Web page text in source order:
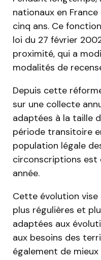
nationaux en
cinq ans. Ce
loi du 27 février
proximité, qui a
modalités de
Depuis cette
sur une collecte
adaptées à la taille
période transitoire
population légale
circonscriptions est
année.
Cette évolution vise
plus régulières et
adaptées aux
aux besoins des
également de